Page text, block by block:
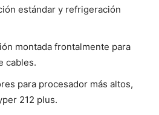
estándar y refrigeración
montada frontalmente para
cables.
para procesador más altos,
212 plus.